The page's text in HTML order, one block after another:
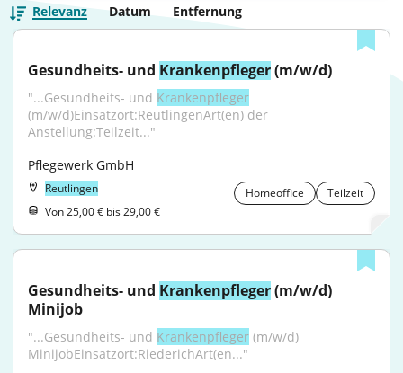
Relevanz Datum Entfernung
Gesundheits- und Krankenpfleger (m/w/d)
"...Gesundheits- und Krankenpfleger
(m/w/d)Einsatzort:ReutlingenArt(en) der
Anstellung:Teilzeit..."
Pflegewerk GmbH
Reutlingen Homeoffice
Teilzeit
Von 25,00 € bis 29,00 €
Gesundheits- und Krankenpfleger (m/w/d)
Minijob
"...Gesundheits- und Krankenpfleger (m/w/d)
MinijobEinsatzort:RiederichArt(en..."